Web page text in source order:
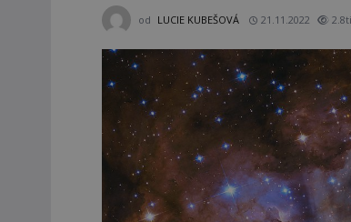
od LUCIE KUBEŠOVÁ 21.11.2022